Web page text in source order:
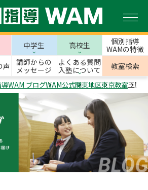
中学生 高校生
個別指導
WAMの特徴
声
講師からの
メッセージ
よくある質問
入塾について
教室検索
WAM ブログWAM公式関東地区東京教室三鷹市